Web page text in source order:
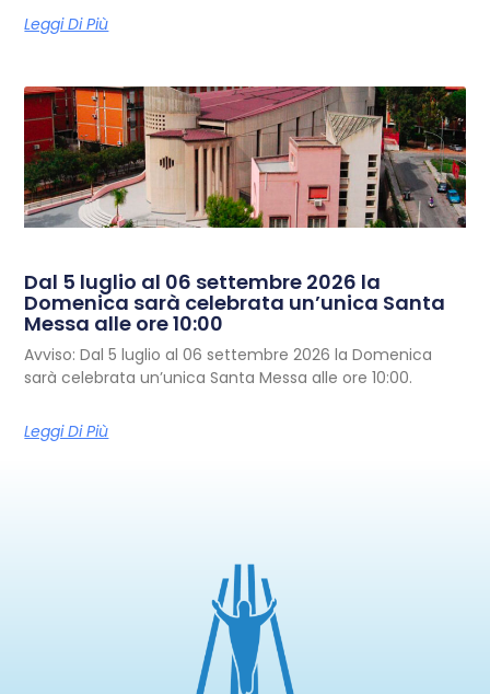
Leggi Di Più
Dal 5 luglio al 06 settembre 2026 la
Domenica sarà celebrata un’unica Santa
Messa alle ore 10:00
Avviso: Dal 5 luglio al 06 settembre 2026 la Domenica
sarà celebrata un’unica Santa Messa alle ore 10:00.
Leggi Di Più